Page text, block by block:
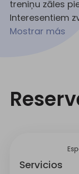
treniņu zāles
Interesentiem
Mostrar más